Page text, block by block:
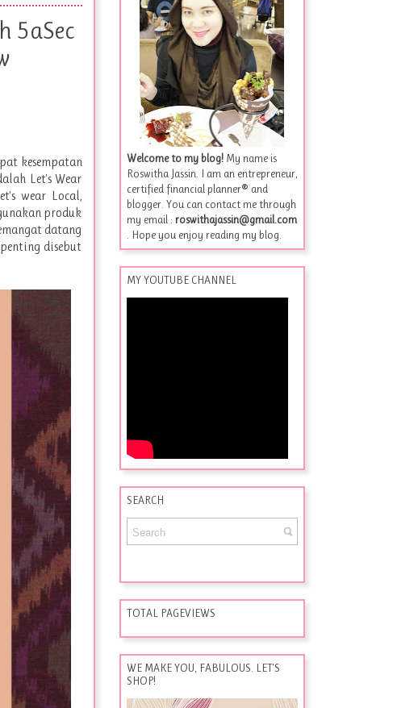
5aSec
kesempatan
Let's Wear
wear Local,
produk
datang
disebut
Welcome to my blog!My name is
Roswitha Jassin. I am an entrepreneur,
certified financial planner® and
blogger. You can contact me through
my email : roswithajassin@gmail.com
. Hope you enjoy reading my blog.
MY YOUTUBE CHANNEL
SEARCH
TOTAL PAGEVIEWS
WE MAKE YOU, FABULOUS. LET'S
SHOP!